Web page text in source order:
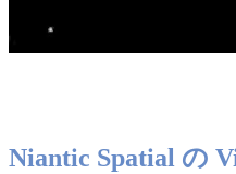
Niantic Spatial の